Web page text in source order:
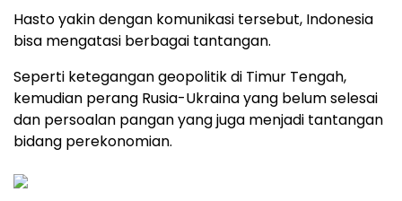
Hasto yakin dengan komunikasi tersebut, Indonesia
bisa mengatasi berbagai tantangan.
Seperti ketegangan geopolitik di Timur Tengah,
kemudian perang Rusia-Ukraina yang belum selesai
dan persoalan pangan yang juga menjadi tantangan
bidang perekonomian.